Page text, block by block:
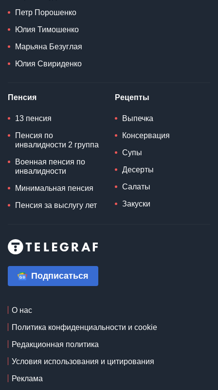
Петр Порошенко
Юлия Тимошенко
Марьяна Безуглая
Юлия Свириденко
Пенсия
13 пенсия
Пенсия по
инвалидности 2 группа
Военная пенсия по
инвалидности
Минимальная пенсия
Пенсия за выслугу лет
Рецепты
Выпечка
Консервация
Супы
Десерты
Салаты
Закуски
Подписаться
О нас
Политика конфиденциальности и cookie
Редакционная политика
Условия использования и цитирования
Реклама